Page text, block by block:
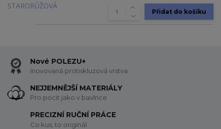
Přidat do košíku
Nové POLEZU+
Inovovaná protiskluzová vrstva
NEJJEMNĚJŠÍ MATERIÁLY
Pro pocit jako v bavlnce
PRECIZNÍ RUČNÍ PRÁCE
Co kus, to originál